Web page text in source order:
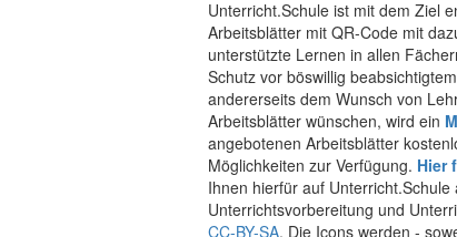
Unterricht.Schule ist mit dem Ziel
Arbeitsblätter mit QR-Code mit
unterstützte Lernen in allen
Schutz vor böswillig
andererseits dem Wunsch von
Arbeitsblätter wünschen, wird ein
angebotenen Arbeitsblätter
Möglichkeiten zur Verfügung. Hier
Ihnen hierfür auf
Unterrichtsvorbereitung und
CC-BY-SA. Die Icons werden -